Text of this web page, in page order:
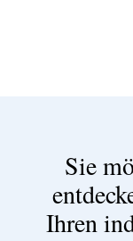
Sie
Ihren